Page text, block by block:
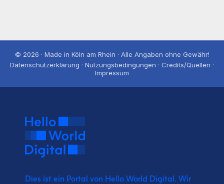
© 2026 · Made in Köln am Rhein · Alle Angaben ohne Gewähr!
Datenschutzerklärung · Nutzungsbedingungen · Credits/Quellen ·
Impressum
Dies ist ein Portal von Hello World Digital. Wir